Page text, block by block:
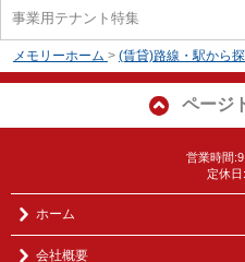
事業用テナント特集
メモリーホーム > (賃貸)路線・駅から
ページ
営業時間
定休日
ホーム
会社概要